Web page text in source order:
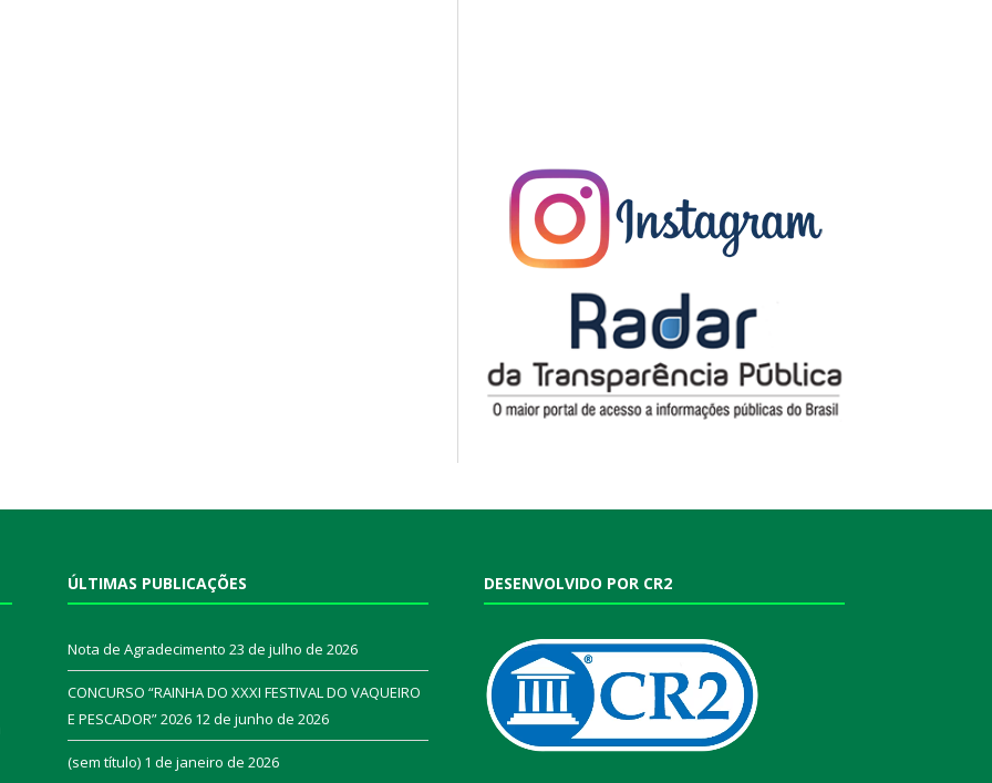
ÚLTIMAS PUBLICAÇÕES
Nota de Agradecimento 23 de julho de 2026
CONCURSO “RAINHA DO XXXI FESTIVAL DO VAQUEIRO
E PESCADOR” 2026 12 de junho de 2026
(sem título) 1 de janeiro de 2026
DESENVOLVIDO POR CR2